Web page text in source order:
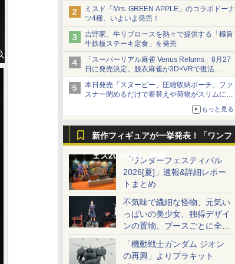
ミスド「Mrs. GREEN APPLE」のコラボドーナ
ツ4種、いよいよ発売！
吉野家、牛リブロースを熱々で提供する「極旨
牛鉄板ステーキ定食」を発売
「スーパーリアル麻雀 Venus Returns」8月27
日に発売決定。脱衣麻雀が3D×VRで復活
発売から2週間は20%オフになるセールが実施
本日発売「スヌーピー」圧縮収納ポーチ。ファ
スナー閉めるだけで着替えや荷物がスリムにま
もっと見る
新作フィギュアが一挙発表！「ワンフ
ェス2026[夏]」特集「ワンダーフェスティバル
2026[夏]」速報&詳細レポー
トまとめ
不気味で繊細な怪物、元気い
っぱいの美少女、独得デザイ
ンの置物、ブースごとに全く
異なる世界が広がる一般ディ
ーラーフォトレポート
「機動戦士ガンダム ジオン
の再興」よりプラキット